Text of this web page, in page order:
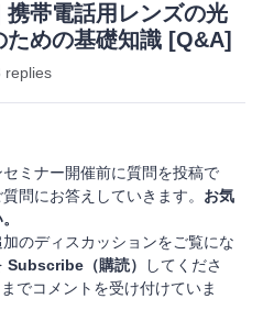
帯電話用レンズの光
めの基礎知識 [Q&A]
replies
ミナー開催前に質問を投稿で
問にお答えしていきます。 お気
のディスカッションをご覧にな
Subscribe（購読）
してくださ
でコメントを受け付けていま